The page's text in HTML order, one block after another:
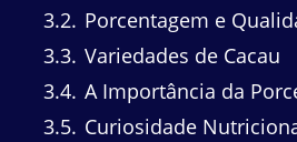
3.2 Porcentagem e
3.3 Variedades de Cacau
3.4 A Importância da
3.5 Curiosidade